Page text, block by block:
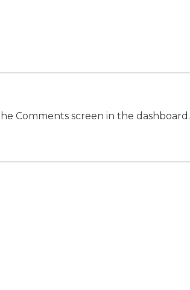
Comments screen in the dashboard.